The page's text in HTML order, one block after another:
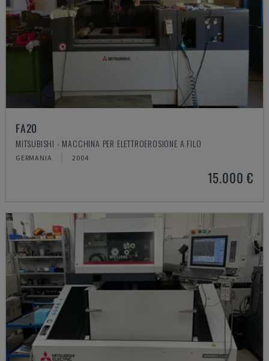
FA20
MITSUBISHI - MACCHINA PER ELETTROEROSIONE A FILO
GERMANIA 2004
15.000 €